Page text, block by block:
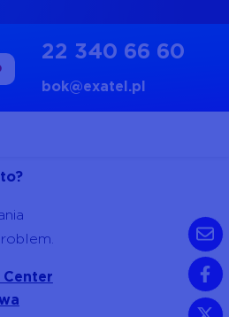
22 340 66 60
bok@exatel.pl